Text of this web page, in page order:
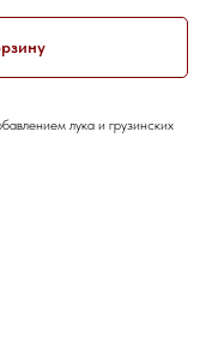
лука и грузинских